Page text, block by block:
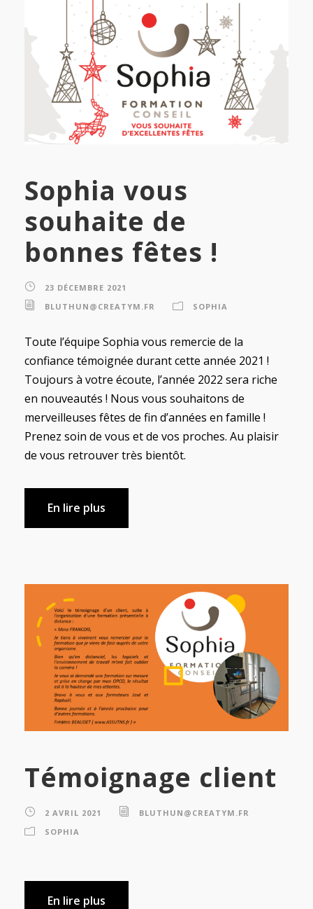
Sophia vous
souhaite de
bonnes fêtes !
23 DÉCEMBRE 2021
BLUTHUN@CREATYM.FR
SOPHIA
Toute l’équipe Sophia vous remercie de la
confiance témoignée durant cette année 2021 !
Toujours à votre écoute, l’année 2022 sera riche
en nouveautés ! Nous vous souhaitons de
merveilleuses fêtes de fin d’années en famille !
Prenez soin de vous et de vos proches. Au plaisir
de vous retrouver très bientôt.
En lire plus
Témoignage client
2 AVRIL 2021
BLUTHUN@CREATYM.FR
SOPHIA
En lire plus